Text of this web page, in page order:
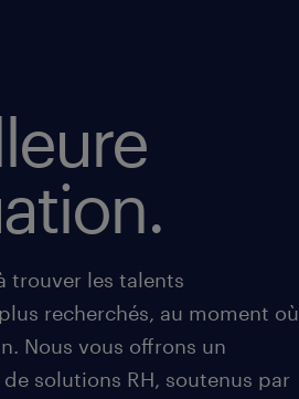
trouver les talents
recherchés, au moment où
Nous vous offrons un
solutions RH, soutenus par